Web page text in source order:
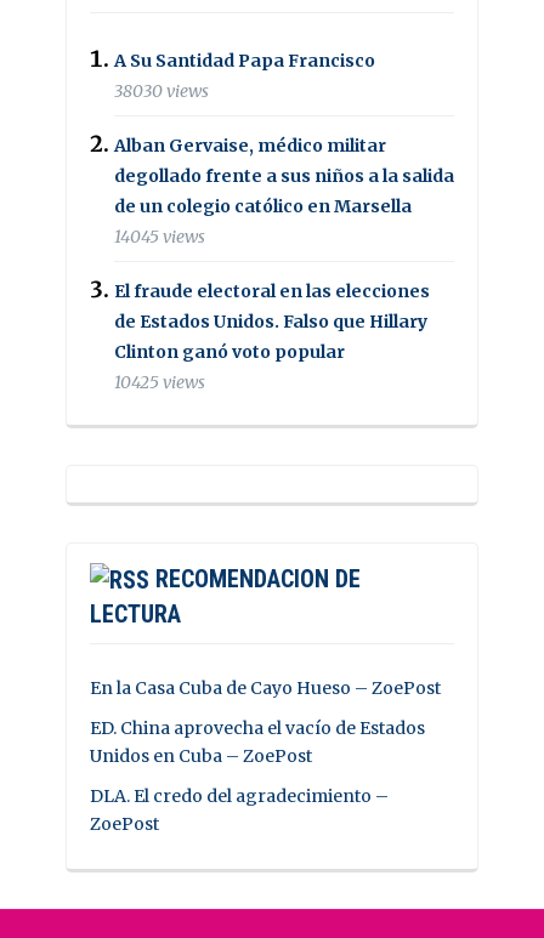
A Su Santidad Papa Francisco
38030 views
Alban Gervaise, médico militar
degollado frente a sus niños a la salida
de un colegio católico en Marsella
14045 views
El fraude electoral en las elecciones
de Estados Unidos. Falso que Hillary
Clinton ganó voto popular
10425 views
RECOMENDACION DE
LECTURA
En la Casa Cuba de Cayo Hueso – ZoePost
ED. China aprovecha el vacío de Estados
Unidos en Cuba – ZoePost
DLA. El credo del agradecimiento –
ZoePost